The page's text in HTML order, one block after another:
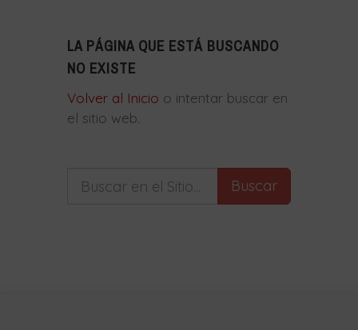
LA PÁGINA QUE ESTÁ BUSCANDO
NO EXISTE
Volver al Inicio o intentar buscar en
el sitio web.
Buscar